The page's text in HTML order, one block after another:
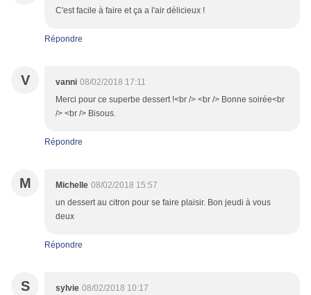
C'est facile à faire et ça a l'air délicieux !
Répondre
V vanni 08/02/2018 17:11
Merci pour ce superbe dessert !<br /> <br /> Bonne soirée<br
/> <br /> Bisous.
Répondre
M Michelle 08/02/2018 15:57
un dessert au citron pour se faire plaisir. Bon jeudi à vous
deux
Répondre
S sylvie 08/02/2018 10:17